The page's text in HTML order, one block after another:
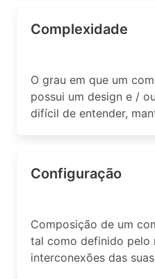
Complexidade
O grau em que um
possui um design e /
difícil de entender,
Configuração
Composição de um
tal como definido pelo
interconexões das